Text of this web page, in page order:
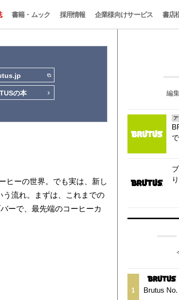
書籍・ムック 採用情報 企業様向けサービス 書店
の本
ヒーの世界。でも実は、新し
う流れ。まずは、これまでの
ーで、最先端のコーヒーカ
編
ア
1 Brutus